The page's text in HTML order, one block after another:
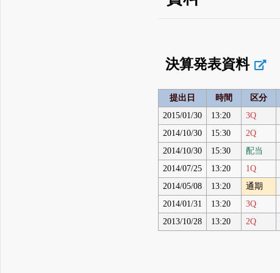
決算発表資料
提出日 時間 区分
2015/01/30
13:20 3Q
2014/10/30
15:30 2Q
2014/10/30
15:30 配当
2014/07/25
13:20 1Q
2014/05/08
13:20 通期
2014/01/31
13:20 3Q
2013/10/28
13:20 2Q